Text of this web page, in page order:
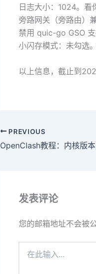
日志大小：1024。看
旁路网关（旁路由）
禁用 quic-go GSO 支
小闪存模式：未勾选
以上信息，截止到
PREVIOUS
OpenClash教程：内核版
发表评论
您的邮箱地址不会被公